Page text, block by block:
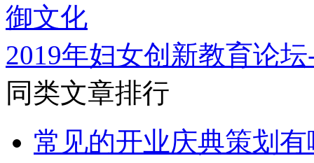
2019年妇女创新教育论
同类文章排行
常见的开业庆典策划